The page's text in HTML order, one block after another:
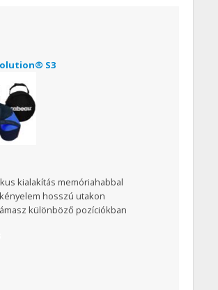
S3
kialakítás memóriahabbal
hosszú utakon
különböző pozíciókban